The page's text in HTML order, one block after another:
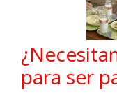
para ser